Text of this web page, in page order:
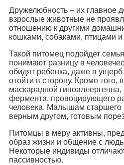
Дружелюбность – их главное
взрослые животные не
отношению к другими
кошками, собаками, птицами
Такой питомец подойдет
понимают разницу в
обидят ребенка, даже в ущерб
отойти в сторону. Кроме того,
маскарадной гипоаллергенна,
фермента, провоцирующего
человека. Малышам старшего
верным другом, готовым
Питомцы в меру активны,
образ жизни и общение с
Некоторые индивиды
пассивностью.